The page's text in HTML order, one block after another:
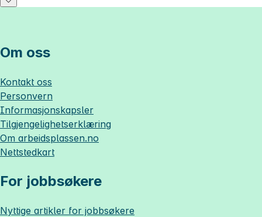
Om oss
Kontakt oss
Personvern
Informasjonskapsler
Tilgjengelighetserklæring
Om arbeidsplassen.no
Nettstedkart
For jobbsøkere
Nyttige artikler for jobbsøkere